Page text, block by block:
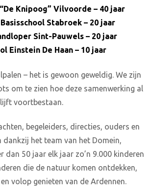
Knipoog” Vilvoorde – 40 jaar
Stabroek – 20 jaar
Sint-Pauwels – 20 jaar
Einstein De Haan – 10 jaar
– het is gewoon geweldig. We zijn
om te zien hoe deze samenwerking al
voortbestaan.
begeleiders, directies, ouders en
dankzij het team van het Domein,
dan 50 jaar elk jaar zo’n 9.000 kinderen
die de natuur komen ontdekken,
volop genieten van de Ardennen.